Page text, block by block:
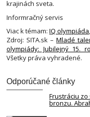
krajinách sveta.
Informračný servis
Viac k témam: IQ olympiáda,
Zdroj: SITA.sk – Mladé
olympiády: Jubilejný 15.
Všetky práva vyhradené.
Odporúčané články
Frustráciu
bronzu.